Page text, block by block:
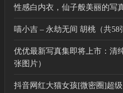
性感白内衣，仙子般美丽的写
喵小吉 – 永劫无间 胡桃（共58
优优最新写真集即将上市：清
张图片）
抖音网红大猫女孩[微密圈]超